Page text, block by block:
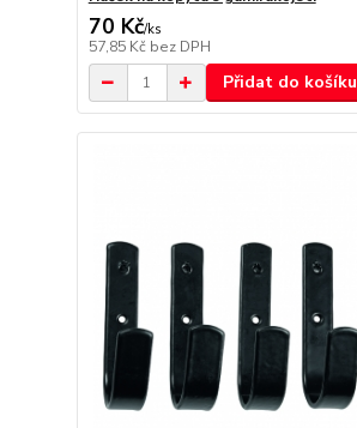
70 Kč/ks
57,85 Kč bez DPH
Přidat do košíku